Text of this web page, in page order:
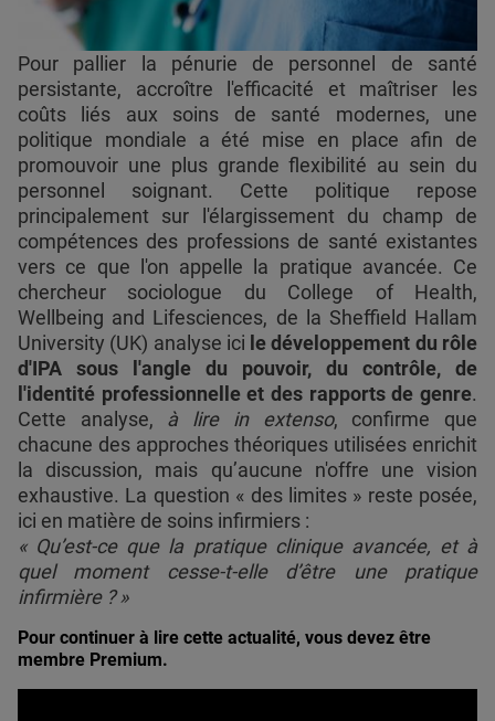
Pour pallier la pénurie de personnel de santé
persistante, accroître l'efficacité et maîtriser les
coûts liés aux soins de santé modernes, une
politique mondiale a été mise en place afin de
promouvoir une plus grande flexibilité au sein du
personnel soignant. Cette politique repose
principalement sur l'élargissement du champ de
compétences des professions de santé existantes
vers ce que l'on appelle la pratique avancée. Ce
chercheur sociologue du College of Health,
Wellbeing and Lifesciences, de la Sheffield Hallam
University (UK) analyse ici le développement du rôle
d'IPA sous l'angle du pouvoir, du contrôle, de
l'identité professionnelle et des rapports de genre.
Cette analyse, à lire in extenso, confirme que
chacune des approches théoriques utilisées enrichit
la discussion, mais qu’aucune n'offre une vision
exhaustive. La question « des limites » reste posée,
ici en matière de soins infirmiers :
« Qu’est-ce que la pratique clinique avancée, et à
quel moment cesse-t-elle d’être une pratique
infirmière ? »
Pour continuer à lire cette actualité, vous devez être
membre Premium.